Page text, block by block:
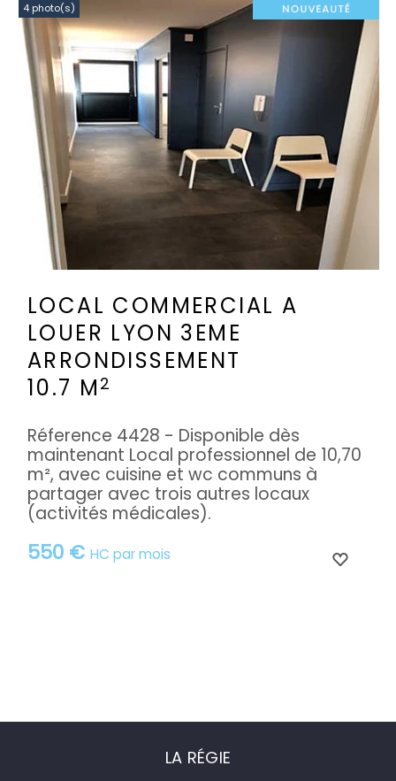
4 photo(s)
LOCAL COMMERCIAL A
LOUER LYON 3EME
ARRONDISSEMENT
10.7 M 2
550 € HC par mois
Réference 4428 - Disponible dès
maintenant Local professionnel de 10,70
m², avec cuisine et wc communs à
partager avec trois autres locaux
(activités médicales).
LA RÉGIE